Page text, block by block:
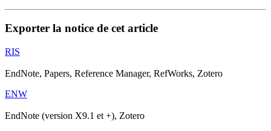
Exporter la notice de cet article
RIS
EndNote, Papers, Reference Manager, RefWorks, Zotero
ENW
EndNote (version X9.1 et +), Zotero